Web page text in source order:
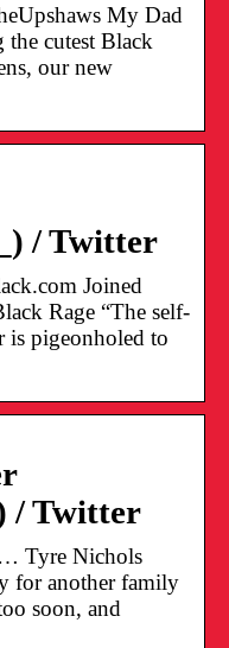
My Dad
cutest Black
our new
/ Twitter
Joined
Rage “The self-
is pigeonholed to
/ Twitter
… Tyre Nichols
for another family
soon, and